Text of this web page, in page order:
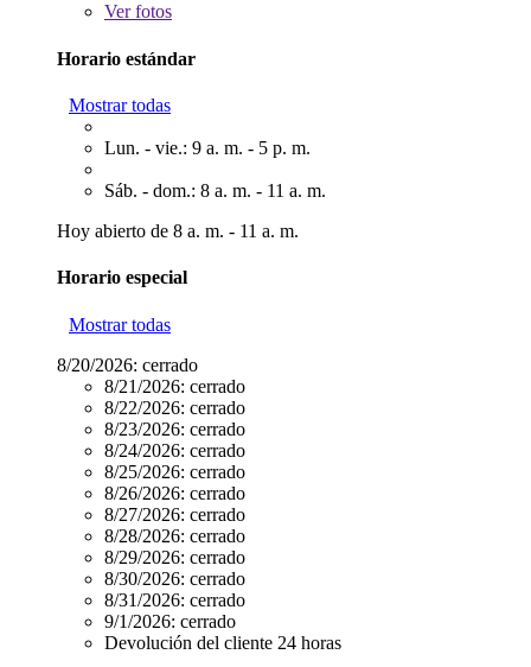
Verfotos
Horario estándar
Mostrar todas
Lun. - vie.: 9 a. m. - 5 p. m.
Sáb. - dom.: 8 a. m. - 11 a. m.
Hoy abierto de 8 a. m. - 11 a. m.
Horario especial
Mostrar todas
8/20/2026: cerrado
8/21/2026: cerrado
8/22/2026: cerrado
8/23/2026: cerrado
8/24/2026: cerrado
8/25/2026: cerrado
8/26/2026: cerrado
8/27/2026: cerrado
8/28/2026: cerrado
8/29/2026: cerrado
8/30/2026: cerrado
8/31/2026: cerrado
9/1/2026: cerrado
Devolución del cliente 24 horas